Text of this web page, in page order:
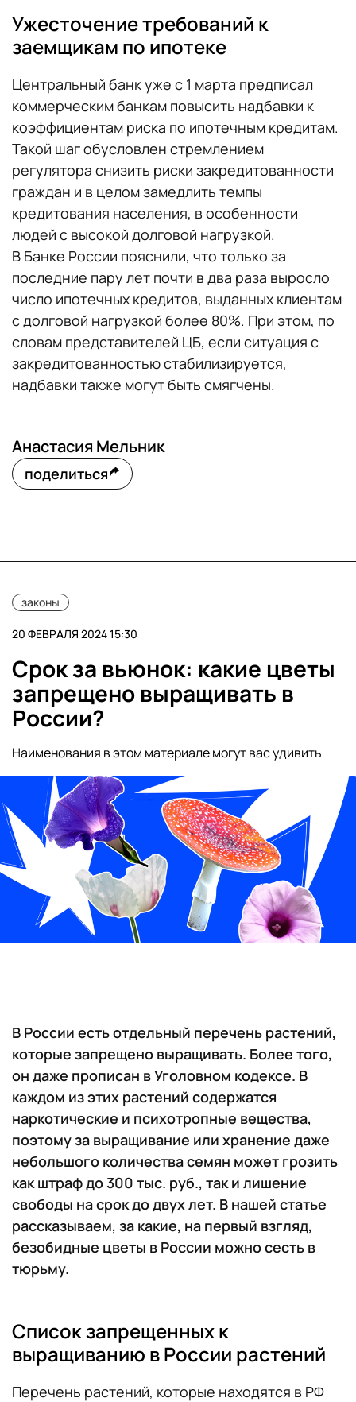
Ужесточение требований к
заемщикам по ипотеке
Центральный банк уже с 1 марта предписал
коммерческим банкам повысить надбавки к
коэффициентам риска по ипотечным кредитам.
Такой шаг обусловлен стремлением
регулятора снизить риски закредитованности
граждан и в целом замедлить темпы
кредитования населения, в особенности
людей с высокой долговой нагрузкой.
В Банке России пояснили, что только за
последние пару лет почти в два раза выросло
число ипотечных кредитов, выданных клиентам
с долговой нагрузкой более 80%. При этом, по
словам представителей ЦБ, если ситуация с
закредитованностью стабилизируется,
надбавки также могут быть смягчены.
Анастасия Мельник
поделиться
законы
20 ФЕВРАЛЯ 2024 15:30
Срок за вьюнок: какие цветы
запрещено выращивать в
России?
Наименования в этом материале могут вас удивить
В России есть отдельный перечень растений,
которые запрещено выращивать. Более того,
он даже прописан в Уголовном кодексе. В
каждом из этих растений содержатся
наркотические и психотропные вещества,
поэтому за выращивание или хранение даже
небольшого количества семян может грозить
как штраф до 300 тыс. руб., так и лишение
свободы на срок до двух лет. В нашей статье
рассказываем, за какие, на первый взгляд,
безобидные цветы в России можно сесть в
тюрьму.
Список запрещенных к
выращиванию в России растений
Перечень растений, которые находятся в РФ